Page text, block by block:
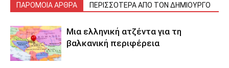
ΠΑΡΟΜΟΙΑ ΑΡΘΡΑ ΠΕΡΙΣΣΟΤΕΡΑ ΑΠΟ ΤΟΝ ΔΗΜΙΟΥΡΓΟ
Μια ελληνική ατζέντα για τη
βαλκανική περιφέρεια